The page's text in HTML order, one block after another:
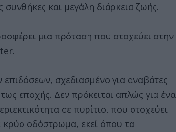
και μεγάλη διάρκεια ζωής.
μια πρόταση που στοχεύει στην
σχεδιασμένο για αναβάτες
εποχής. Δεν πρόκειται απλώς για ένα
σε πυρίτιο, που στοχεύει
οδόστρωμα, εκεί όπου τα